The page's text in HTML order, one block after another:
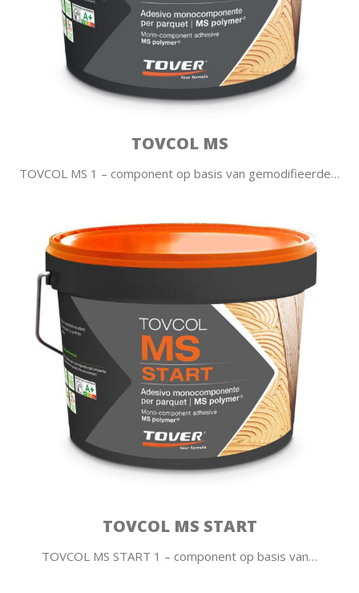
TOVCOL MS
TOVCOL MS 1 – component op basis van gemodifieerde…
TOVCOL MS START
TOVCOL MS START 1 – component op basis van…